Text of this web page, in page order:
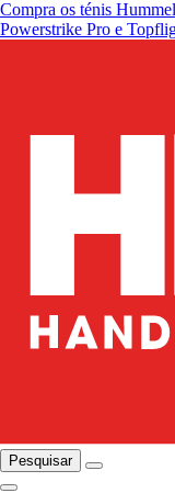
Compra os ténis
Powerstrike Pro e
Pesquisar